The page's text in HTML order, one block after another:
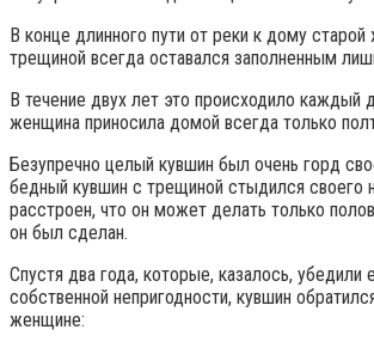
В конце длинного пути от реки к дому
трещиной всегда оставался заполненным
В течение двух лет это происходило каждый
женщина приносила домой всегда только
Безупречно целый кувшин был очень горд
бедный кувшин с трещиной стыдился своего
расстроен, что он может делать только
он был сделан.
Спустя два года, которые, казалось, убедили
собственной непригодности, кувшин
женщине: